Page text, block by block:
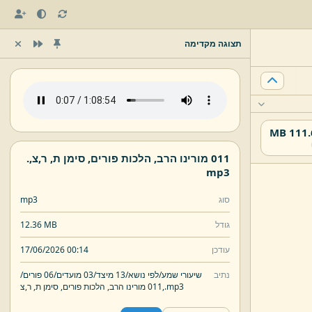
תצוגה מקדימה
011 מורינו הרב, הלכות פורים, סימן ת, ר,צ,.
mp3
סוג mp3
גודל 12.36 MB
עודכן 17/06/2026 00:14
נתיב שיעורי שמע/לפי נושא/13 מיצד/ 03 מועדים/
06 פורים/
011 מורינו הרב,
הלכות פורים, סימן ת, ר, צ,.mp3